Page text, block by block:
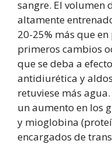
sangre. El volumen
altamente
20-25% más que
primeros cambios
que se deba a
antidiurética y
retuviese más
un aumento en los
y mioglobina
encargados de